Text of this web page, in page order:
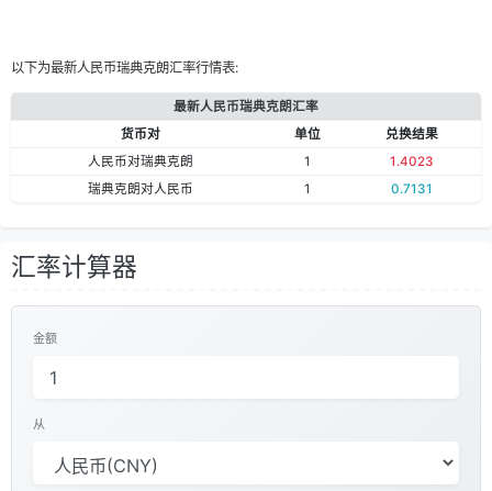
以下为最新人民币瑞典克朗汇率行情表:
最新人民币瑞典克朗汇率
货币对
单位
兑换结果
人民币对瑞典克朗
1
1.4023
瑞典克朗对人民币
1 0.7131
汇率计算器
金额
从